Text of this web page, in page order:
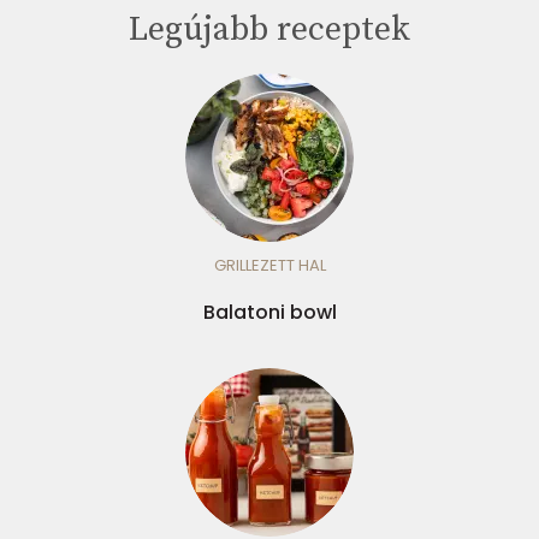
Legújabb receptek
GRILLEZETT HAL
Balatoni bowl